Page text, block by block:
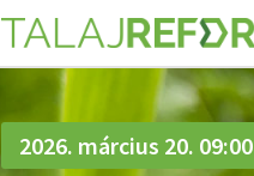
2026. március 20. 09:00